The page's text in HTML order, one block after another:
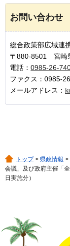
お問い合わせ
総合政策部広域連
〒880-8501 宮崎
電話： 0985-26-
ファクス：0985-
メールアドレス：
トップ> 県政情報 >
会議」及び政府主催「
日実施分）